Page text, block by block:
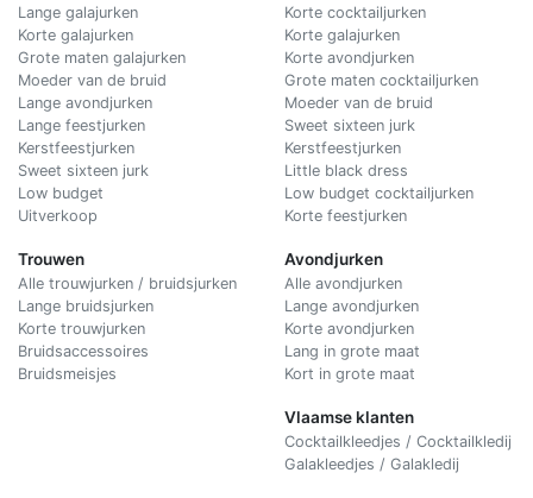
Lange galajurken
Korte galajurken
Grote maten galajurken
Moeder van de bruid
Lange avondjurken
Lange feestjurken
Kerstfeestjurken
Sweet sixteen jurk
Low budget
Uitverkoop
Trouwen
Alle trouwjurken / bruidsjurken
Lange bruidsjurken
Korte trouwjurken
Bruidsaccessoires
Bruidsmeisjes
Korte cocktailjurken
Korte galajurken
Korte avondjurken
Grote maten cocktailjurken
Moeder van de bruid
Sweet sixteen jurk
Kerstfeestjurken
Little black dress
Low budget cocktailjurken
Korte feestjurken
Avondjurken
Alle avondjurken
Lange avondjurken
Korte avondjurken
Lang in grote maat
Kort in grote maat
Vlaamse klanten
Cocktailkleedjes / Cocktailkledij
Galakleedjes / Galakledij